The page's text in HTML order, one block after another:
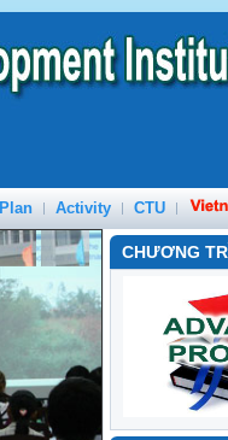
Plan Activity CTU
CHƯƠNG